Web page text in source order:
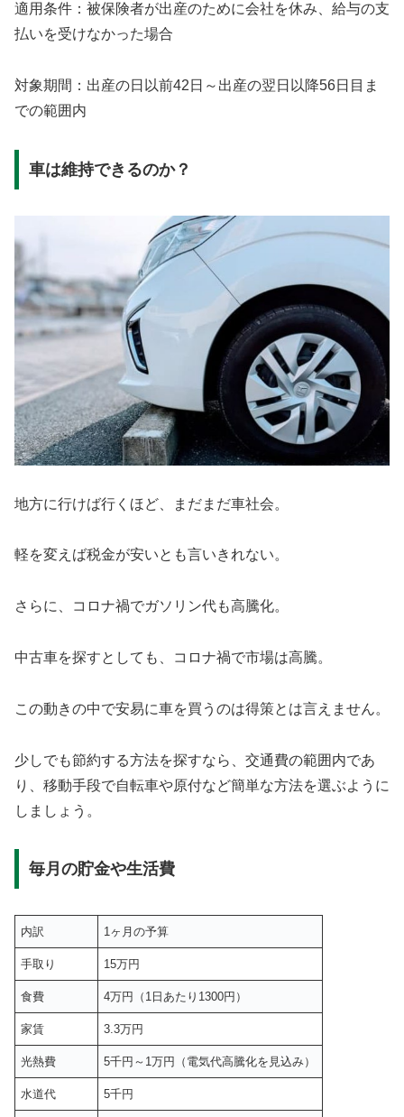
適用条件：被保険者が出産のために会社を休み、給与の支
払いを受けなかった場合
対象期間：出産の日以前42日～出産の翌日以降56日目ま
での範囲内
車は維持できるのか？
地方に行けば行くほど、まだまだ車社会。
軽を変えば税金が安いとも言いきれない。
さらに、コロナ禍でガソリン代も高騰化。
中古車を探すとしても、コロナ禍で市場は高騰。
この動きの中で安易に車を買うのは得策とは言えません。
少しでも節約する方法を探すなら、交通費の範囲内であ
り、移動手段で自転車や原付など簡単な方法を選ぶように
しましょう。
毎月の貯金や生活費
内訳 1ヶ月の予算
手取り 15万円
食費 4万円（1日あたり1300円）
家賃 3.3万円
光熱費 5千円～1万円（電気代高騰化を見込み）
水道代 5千円